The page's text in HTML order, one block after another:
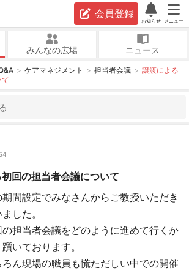
会員登録
お知らせ メニュー
みんなの広場 ニュース
ケアマネジメント 担当者会議
譲渡による
回の担当者会議について
間設定でみなさんからご教授いただき
した。
担当者会議をどのように進めて行くか
いております。
ん現場の職員も慌ただしい中での開催